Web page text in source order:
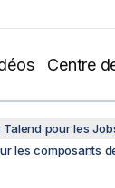
Centre
Talend pour les
les composants